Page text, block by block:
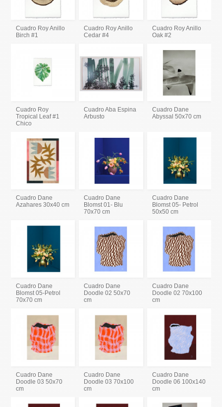
Cuadro Roy Anillo
Birch #1
Cuadro Roy Anillo
Cedar #4
Cuadro Roy Anillo
Oak #2
Cuadro Roy
Tropical Leaf #1
Chico
Cuadro Aba Espina
Arbusto
Cuadro Dane
Abyssal 50x70 cm
Cuadro Dane
Azahares 30x40 cm
Cuadro Dane
Blomst 01- Blu
70x70 cm
Cuadro Dane
Blomst 05- Petrol
50x50 cm
Cuadro Dane
Blomst 05-Petrol
70x70 cm
Cuadro Dane
Doodle 02 50x70
cm
Cuadro Dane
Doodle 02 70x100
cm
Cuadro Dane
Doodle 03 50x70
cm
Cuadro Dane
Doodle 03 70x100
cm
Cuadro Dane
Doodle 06 100x140
cm